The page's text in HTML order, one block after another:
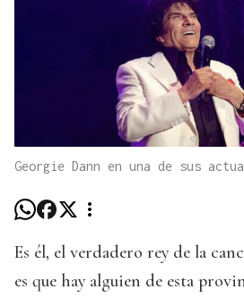
Georgie Dann en una de sus
Es él, el verdadero rey de la
es que hay alguien de esta